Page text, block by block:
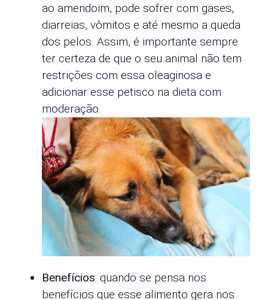
ao amendoim, pode sofrer com gases,
diarreias, vômitos e até mesmo a queda
dos pelos. Assim, é importante sempre
ter certeza de que o seu animal não tem
restrições com essa oleaginosa e
adicionar esse petisco na dieta com
moderação.
Benefícios: quando se pensa nos
benefícios que esse alimento gera nos